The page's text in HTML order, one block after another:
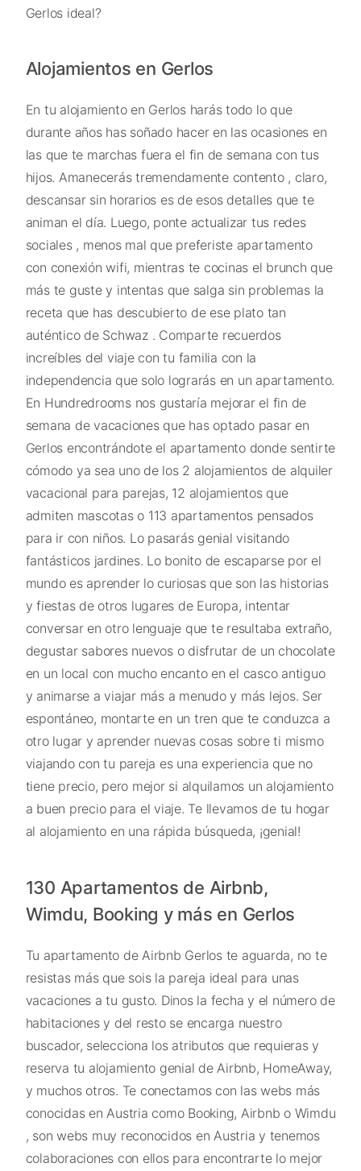
Gerlos ideal?
Alojamientos en Gerlos
En tu alojamiento en Gerlos harás todo lo que
durante años has soñado hacer en las ocasiones en
las que te marchas fuera el fin de semana con tus
hijos. Amanecerás tremendamente contento , claro,
descansar sin horarios es de esos detalles que te
animan el día. Luego, ponte actualizar tus redes
sociales , menos mal que preferiste apartamento
con conexión wifi, mientras te cocinas el brunch que
más te guste y intentas que salga sin problemas la
receta que has descubierto de ese plato tan
auténtico de Schwaz . Comparte recuerdos
increíbles del viaje con tu familia con la
independencia que solo lograrás en un apartamento.
En Hundredrooms nos gustaría mejorar el fin de
semana de vacaciones que has optado pasar en
Gerlos encontrándote el apartamento donde sentirte
cómodo ya sea uno de los 2 alojamientos de alquiler
vacacional para parejas, 12 alojamientos que
admiten mascotas o 113 apartamentos pensados
para ir con niños. Lo pasarás genial visitando
fantásticos jardines. Lo bonito de escaparse por el
mundo es aprender lo curiosas que son las historias
y fiestas de otros lugares de Europa, intentar
conversar en otro lenguaje que te resultaba extraño,
degustar sabores nuevos o disfrutar de un chocolate
en un local con mucho encanto en el casco antiguo
y animarse a viajar más a menudo y más lejos. Ser
espontáneo, montarte en un tren que te conduzca a
otro lugar y aprender nuevas cosas sobre ti mismo
viajando con tu pareja es una experiencia que no
tiene precio, pero mejor si alquilamos un alojamiento
a buen precio para el viaje. Te llevamos de tu hogar
al alojamiento en una rápida búsqueda, ¡genial!
130 Apartamentos de Airbnb,
Wimdu, Booking y más en Gerlos
Tu apartamento de Airbnb Gerlos te aguarda, no te
resistas más que sois la pareja ideal para unas
vacaciones a tu gusto. Dinos la fecha y el número de
habitaciones y del resto se encarga nuestro
buscador, selecciona los atributos que requieras y
reserva tu alojamiento genial de Airbnb, HomeAway,
y muchos otros. Te conectamos con las webs más
conocidas en Austria como Booking, Airbnb o Wimdu
, son webs muy reconocidos en Austria y tenemos
colaboraciones con ellos para encontrarte lo mejor